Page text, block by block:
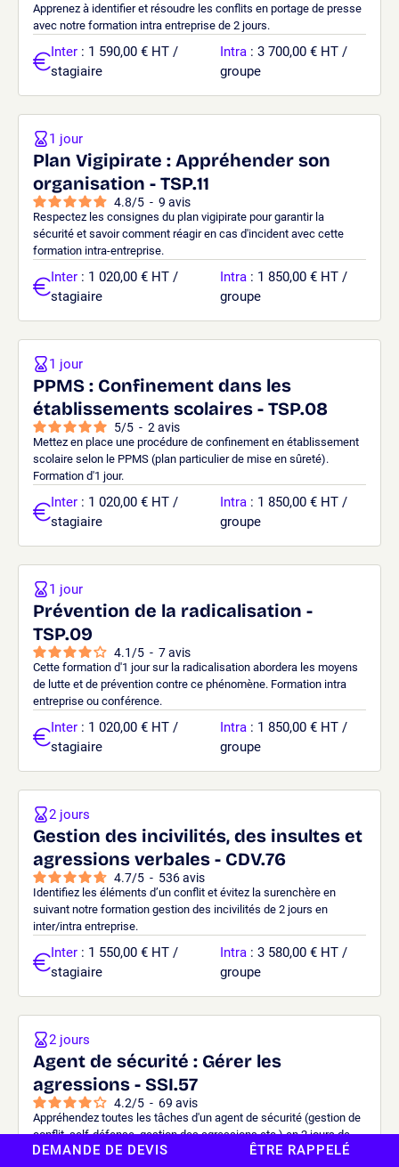
Apprenez à identifier et résoudre les conflits en portage de presse
avec notre formation intra entreprise de 2 jours.
Inter : 1 590,00 € HT /
stagiaire
Intra : 3 700,00 € HT /
groupe
Plan Vigipirate : Appréhender son
organisation - TSP.11
4.8/5 - 9 avis
Respectez les consignes du plan vigipirate pour garantir la
sécurité et savoir comment réagir en cas d'incident avec cette
formation intra-entreprise.
1 jour
Inter : 1 020,00 € HT /
stagiaire
Intra : 1 850,00 € HT /
groupe
PPMS : Confinement dans les
établissements scolaires - TSP.08
5/5 - 2 avis
Mettez en place une procédure de confinement en établissement
scolaire selon le PPMS (plan particulier de mise en sûreté).
Formation d'1 jour.
1 jour
Inter : 1 020,00 € HT /
stagiaire
Intra : 1 850,00 € HT /
groupe
Prévention de la radicalisation -
TSP.09
4.1 /5 - 7avis
Cette formation d'1 jour sur la radicalisation abordera les moyens
de lutte et de prévention contre ce phénomène. Formation intra
entreprise ou conférence.
1 jour
Inter : 1 020,00 € HT /
stagiaire
Intra : 1 850,00 € HT /
groupe
Gestion des incivilités, des insultes et
agressions verbales - CDV.76
4.7/5 - 536avis
Identifiez les éléments d’un conflit et évitez la surenchère en
suivant notre formation gestion des incivilités de 2 jours en
inter/intra entreprise.
2 jours
Inter : 1 550,00 € HT /
stagiaire
Intra : 3 580,00 € HT /
groupe
Agent de sécurité : Gérer les
agressions - SSI.57
4.2/5 - 69 avis
Appréhendez toutes les tâches d'un agent de sécurité (gestion de
conflit, self-défense, gestion des agressions etc.) en 2 jours de
formation inter/intra.
2 jours
DEMANDE DE DEVIS ÊTRE RAPPELÉ